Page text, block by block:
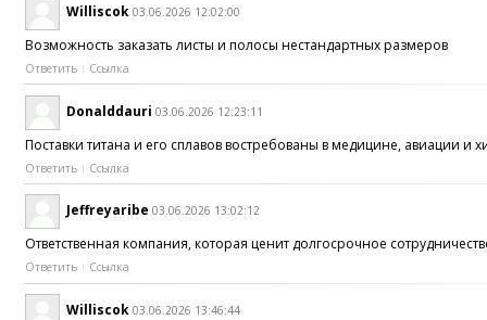
Williscok 03.06.2026 12:02:00
Возможность заказать листы и полосы нестандартных размеров
Ответить Ссылка
Donalddauri 03.06.2026 12:23:11
Поставки титана и его сплавов востребованы в медицине, авиации
Ответить Ссылка
Jeffreyaribe 03.06.2026 13:02:12
Ответственная компания, которая ценит долгосрочное
Ответить Ссылка
Williscok 03.06.2026 13:46:44